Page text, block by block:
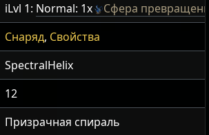
iLvl 1: Normal: 1x
Сфера
Снаряд, Свойства
SpectralHelix
12
Призрачная спираль